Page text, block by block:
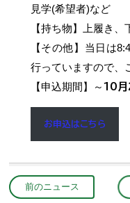
見学(希望者)など
【持ち物】上履き、
【その他】当日は
行っていますので、
【申込期間】～ 10
お申込はこちら
前のニュース